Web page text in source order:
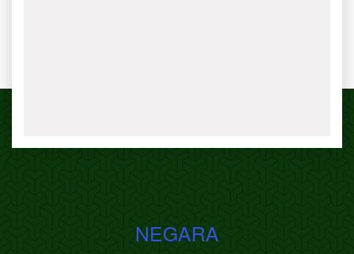
NEGARA